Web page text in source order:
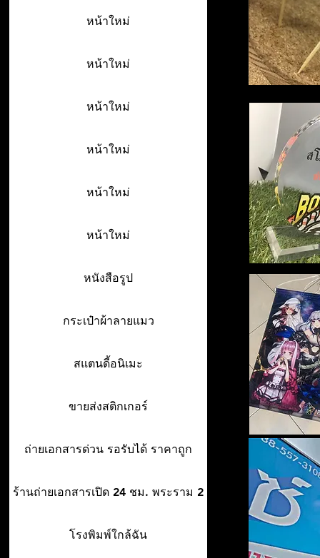
หน้าใหม่
หน้าใหม่
หน้าใหม่
หน้าใหม่
หน้าใหม่
หน้าใหม่
หนังสือรูป
กระเป๋าผ้าลายแมว
สแตนดี้อนิเมะ
ขายส่งสติกเกอร์
ถ่ายเอกสารด่วน รอรับได้ ราคาถูก
ร้านถ่ายเอกสารเปิด 24 ชม. พระราม 2
โรงพิมพ์ใกล้ฉัน